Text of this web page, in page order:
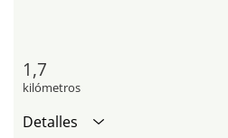
1,7
kilómetros
Detalles